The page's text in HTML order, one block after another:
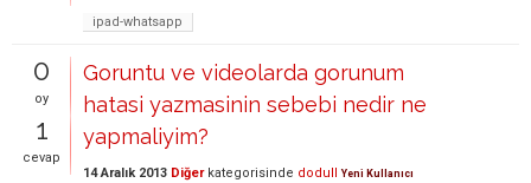
ipad-whatsapp
0
oy
1
cevap
Goruntu ve videolarda gorunum
hatasi yazmasinin sebebi nedir ne
yapmaliyim?
14 Aralık 2013 Diğerkategorisinde dodull Yeni Kullanıcı